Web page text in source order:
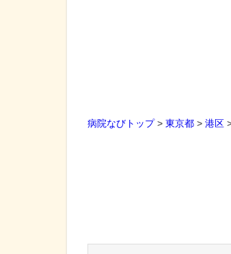
病院なびトップ> 東京都 > 港区